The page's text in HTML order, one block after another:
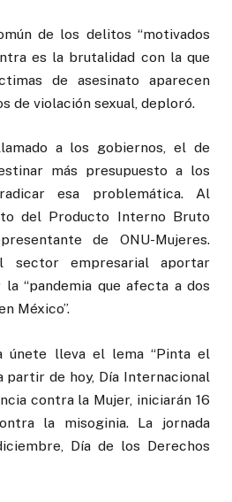
de los delitos “motivados
es la brutalidad con la que
de asesinato aparecen
de violación sexual, deploró.
a los gobiernos, el de
más presupuesto a los
esa problemática. Al
del Producto Interno Bruto
de ONU-Mujeres.
sector empresarial aportar
“pandemia que afecta a dos
México”.
únete lleva el lema “Pinta el
partir de hoy, Día Internacional
contra la Mujer, iniciarán 16
la misoginia. La jornada
Día de los Derechos